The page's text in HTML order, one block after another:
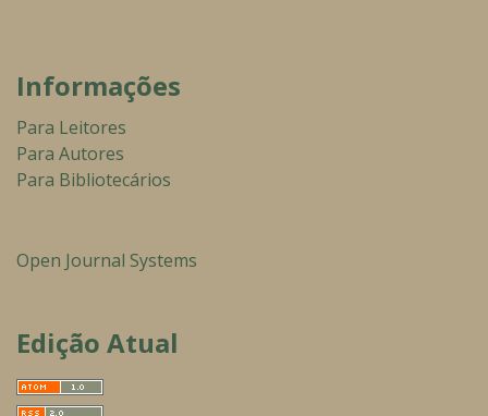
Informações
Para Leitores
Para Autores
Para Bibliotecários
Open Journal Systems
Edição Atual